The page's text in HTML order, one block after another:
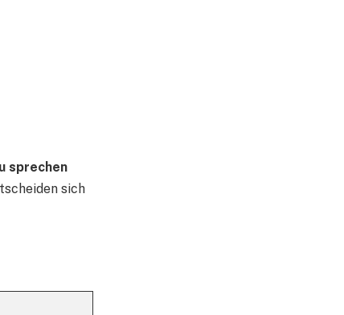
sprechen
sich